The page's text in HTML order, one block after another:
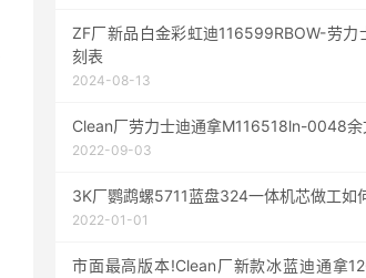
ZF厂新品白金彩虹迪116599RBOW-劳力
刻表
2024-08-13
Clean厂劳力士迪通拿M116518ln-0048余
2022-09-03
3K厂鹦鹉螺5711蓝盘324一体机芯做工如
2022-01-01
市面最高版本!Clean厂新款冰蓝迪通拿